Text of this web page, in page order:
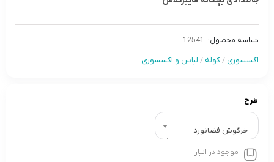
شناسه محصول: 12541
اکسسوری /کوله / لباس و اکسسوری
طرح
خرگوش فضانورد
موجود در انبار